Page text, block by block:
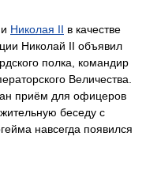
Николая II в качестве
Николай II объявил
полка, командир
Величества.
приём для офицеров
беседу с
навсегда появился